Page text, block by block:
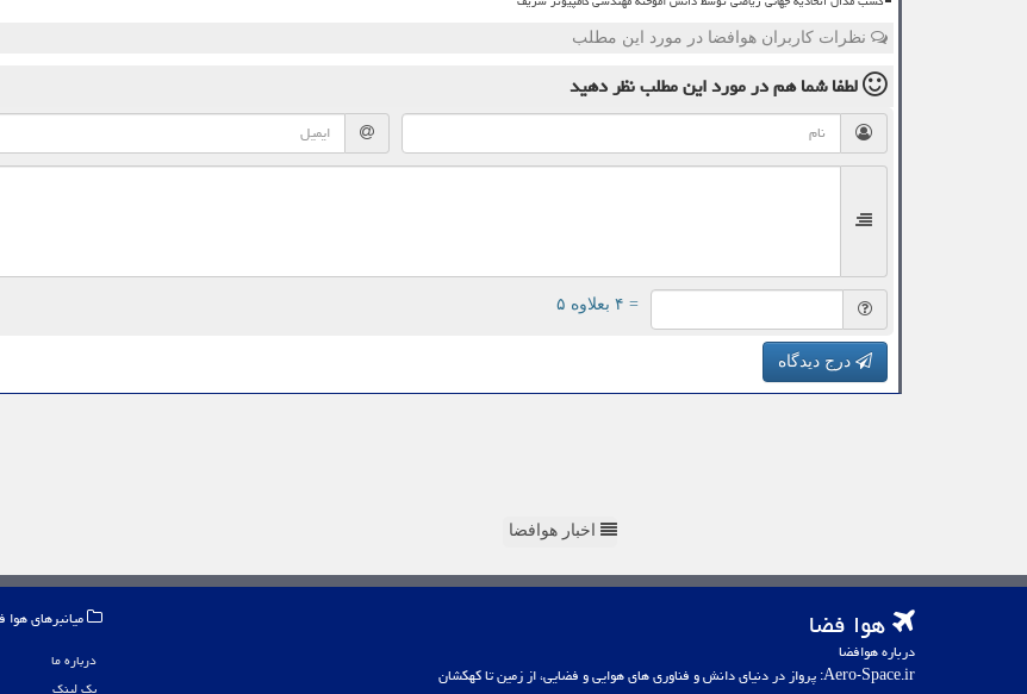
نظرات کاربران هوافضا در مورد این مطلب
لطفا شما همدر مورد این مطلبنظر دهید
= ۴ بعلاوه ۵
درج دیدگاه
اخبار هوافضا
هوا فضا
درباره هوافضا
Aero-Space.ir: پرواز در دنیای دانش و فناوری های هوایی و فضایی، از زمین تا کهکشان
میانبرهای هوا
درباره ما